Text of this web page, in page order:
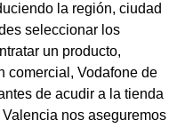
la región, ciudad
seleccionar los
un producto,
comercial, Vodafone de
de acudir a la tienda
nos aseguremos